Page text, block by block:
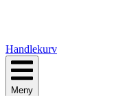
Handlekurv
Meny